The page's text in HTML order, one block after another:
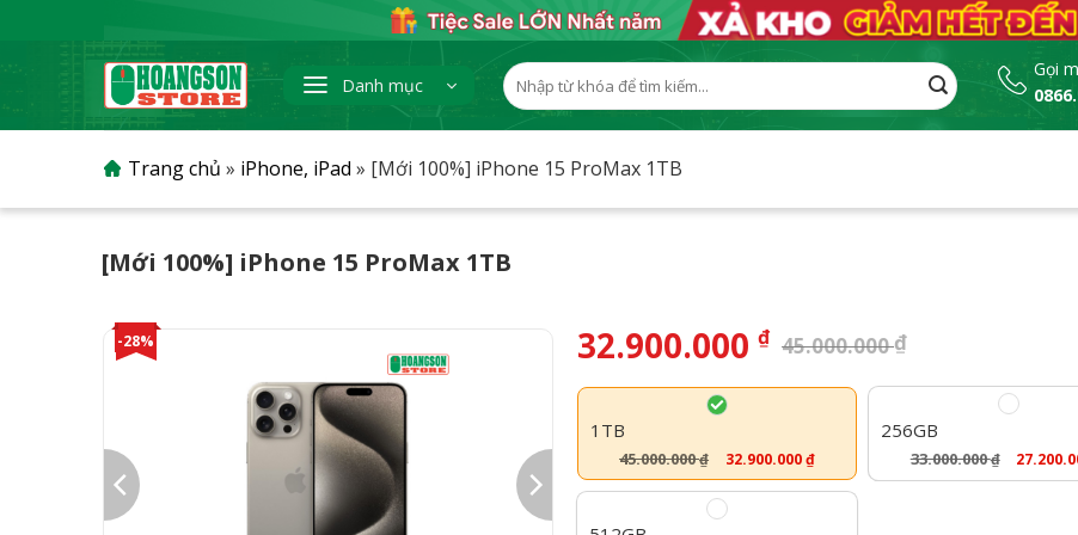
content
Danh mục
Tìm
kiếm:
Gọi
Trang chủ » iPhone, iPad » [Mới 100%] iPhone 15 ProMax 1TB
[Mới 100%] iPhone 15 ProMax 1TB
-28% 32.900.000₫ 45.000.000₫
1TB
32.900.000₫
45.000.000₫
256GB
33.000.000₫